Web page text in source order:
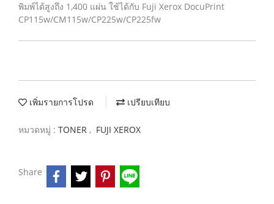
พิมพ์ได้สูงถึง 1,400 แผ่น ใช้ได้กับ Fuji Xerox DocuPrint
CP115w/CM115w/CP225w/CP225fw
เพิ่มรายการโปรด เปรียบเทียบ
หมวดหมู่ : TONER , FUJI XEROX
Share